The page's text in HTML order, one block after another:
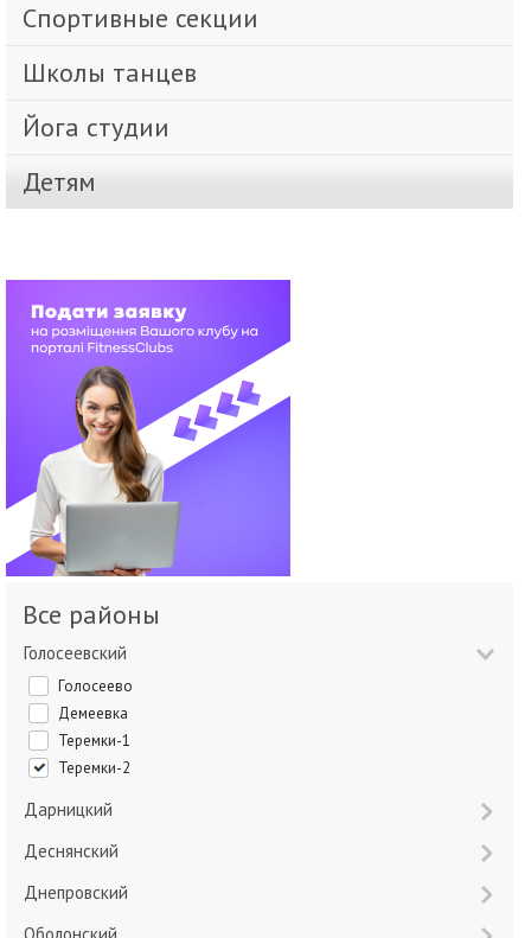
Спортивные секции
Школы танцев
Йога студии
Детям
Все районы
Голосеевский
Голосеево
Демеевка
Теремки-1
Теремки-2
Дарницкий
Деснянский
Днепровский